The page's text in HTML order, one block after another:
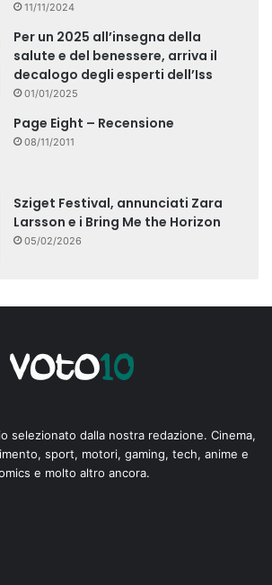
11/11/2024
Per un 2025 all’insegna della
salute e del benessere, arriva il
decalogo degli esperti dell’Iss
01/01/2025
Page Eight – Recensione
08/11/2011
Sziget Festival, annunciati Zara
Larsson e i Bring Me the Horizon
05/02/2026
selezionato dalla nostra redazione. Cinema,
sport, motori, gaming, tech, anime e
e molto altro ancora.